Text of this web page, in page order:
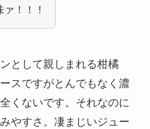
！！！
として親しまれる柑橘
スですがとんでもなく濃
くないです。それなのに
やすさ。凄まじいジュー